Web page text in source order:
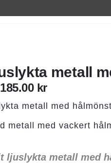
metall
185.00 kr
metall med
metall med vackert
ljuslykta metall med